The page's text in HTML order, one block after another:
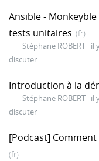
Ansible -
tests unitaires (fr)
Stéphane ROBERT il
discuter
Introduction à la
Stéphane ROBERT il
discuter
[Podcast]
(fr)